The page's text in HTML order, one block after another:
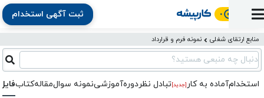
پنل
استخدام
به
کار
ثبت
رزومه
آگهی
آماده
به
کار
ثبت
آگهی
استخدام
نشان
شده‌ها
تبادل
نظر
منابع
ارتقای
شغلی
دوره
آموزشی
مقاله
کتاب
فایل‌و‌قالب
اخبار
جستجوی
ثبت آگهی استخدام
منابع ارتقای شغلی نمونه فرم و قرارداد
دنبال چه منبعی هستید؟
استخدامآماده به کار [جدید]تبادل‌ نظردوره‌آموزشینمونه سوالمقالهکتاب